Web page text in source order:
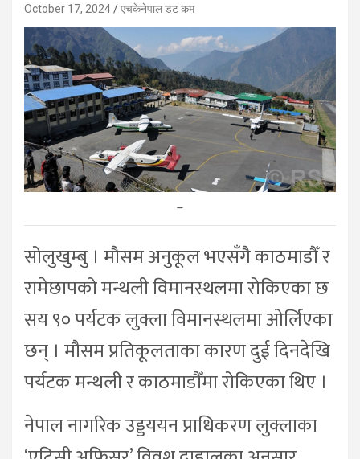
October 17, 2024 एचकेनेपाल डट कम
–
सोलुखुम्बु । मौसम अनुकूल भएसँगै काठमाडौँ र
रामेछापको मन्थली विमानस्थलमा रोकिएका छ
सय ९० पर्यटक लुक्ला विमानस्थलमा ओर्लिएका
छन् । मौसम प्रतिकूलताका कारण दुई दिनदेखि
पर्यटक मन्थली र काठमाडौँमा रोकिएका थिए ।
नेपाल नागरिक उड्डययन प्राधिकरण लुक्लाका